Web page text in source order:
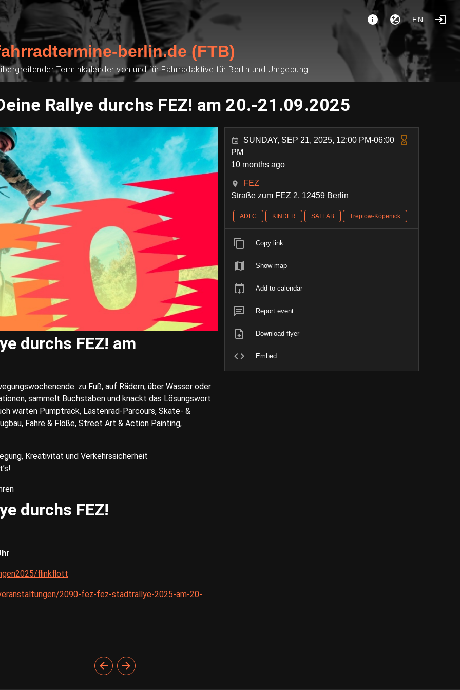
EN
berlin.de (FTB)
Terminkalender von und für Fahrradaktive für Berlin und Umgebung.
Rallye durchs FEZ! am 20.-21.09.2025
durchs FEZ! am
zu Fuß, auf Rädern, über Wasser oder
sammelt Buchstaben und knackt das Lösungswort
warten Pumptrack, Lastenrad-Parcours, Skate- &
Fähre & Flöße, Street Art & Action Painting,
Kreativität und Verkehrssicherheit
durchs FEZ!
flinkflott
2090-fez-fez-stadtrallye-2025-am-20-
SUNDAY, SEP 21, 2025, 12:00 PM-06:00
PM
10 months ago
FEZ
Straße zum FEZ 2, 12459 Berlin
ADFC KINDER SAI LAB Treptow-Köpenick
Copy link
Show map
Add to calendar
Report event
Download flyer
Embed